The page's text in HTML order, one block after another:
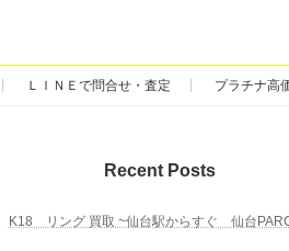
ＬＩＮＥで問合せ・査定 プラチナ高
Recent Posts
K18 リング 買取 ~仙台駅からすぐ 仙台